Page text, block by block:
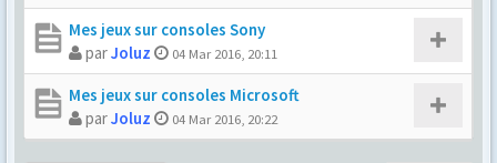
Mes jeux sur consoles Sony
parJoluz 04 Mar 2016, 20:11
Mes jeux sur consoles Microsoft
parJoluz 04 Mar 2016, 20:22